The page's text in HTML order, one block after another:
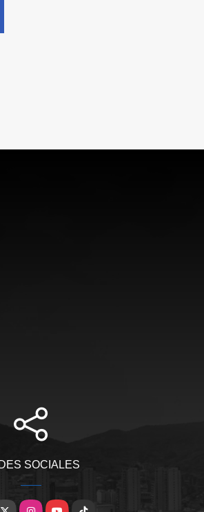
SOCIALES
InstagramYouTube
TikTok